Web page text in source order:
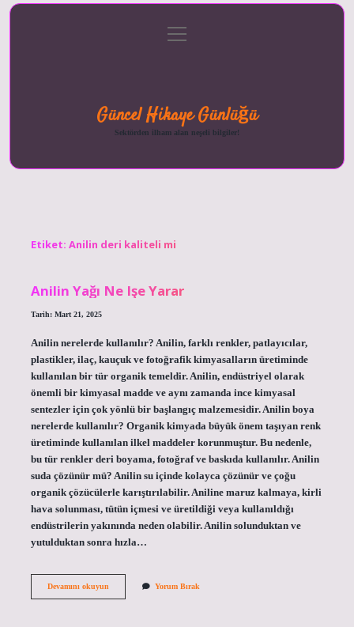
menüyü
aç
Güncel Hikaye Günlüğü
Sektörden ilham alan neşeli bilgiler!
Etiket: Anilin deri kaliteli mi
Anilin Yağı Ne Işe Yarar
Tarih: Mart 21, 2025
Anilin nerelerde kullanılır? Anilin, farklı renkler, patlayıcılar,
plastikler, ilaç, kauçuk ve fotoğrafik kimyasalların üretiminde
kullanılan bir tür organik temeldir. Anilin, endüstriyel olarak
önemli bir kimyasal madde ve aynı zamanda ince kimyasal
sentezler için çok yönlü bir başlangıç ​​malzemesidir. Anilin boya
nerelerde kullanılır? Organik kimyada büyük önem taşıyan renk
üretiminde kullanılan ilkel maddeler korunmuştur. Bu nedenle,
bu tür renkler deri boyama, fotoğraf ve baskıda kullanılır. Anilin
suda çözünür mü? Anilin su içinde kolayca çözünür ve çoğu
organik çözücülerle karıştırılabilir. Aniline maruz kalmaya, kirli
hava solunması, tütün içmesi ve üretildiği veya kullanıldığı
endüstrilerin yakınında neden olabilir. Anilin solunduktan ve
yutulduktan sonra hızla…
Devamını okuyunAnilin
Yorum Bırak